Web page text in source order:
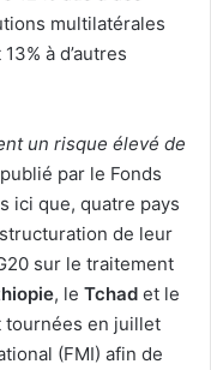
multilatérales
à d’autres
un risque élevé de
par le Fonds
ici que, quatre pays
de leur
sur le traitement
, le Tchad et le
tournées en juillet
(FMI) afin de